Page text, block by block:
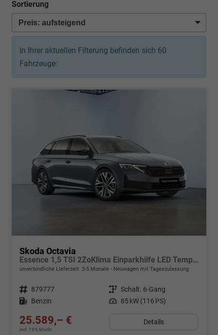
Sortierung
In Ihrer aktuellen Filterung befinden sich 60
Fahrzeuge:
Skoda Octavia
Essence 1,5 TSI 2ZoKlima Einparkhilfe LED Tempomat Digitales Cockpit 5J Garantie
unverbindliche Lieferzeit: 3-5 Monate Neuwagen mit Tageszulassung
Fahrzeugnr. 879777 Getriebe Schalt. 6-Gang
Kraftstoff Benzin Leistung 85 kW (116 PS)
25.589,– €
incl. 19% MwSt.
Details